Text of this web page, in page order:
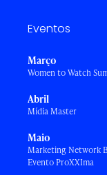
Eventos
Março
Women to Watch
Abril
Mídia Master
Maio
Marketing Network
Evento ProXXIma